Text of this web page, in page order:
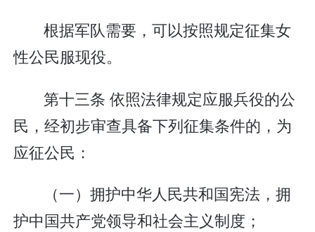
根据军队需要，可以按照规定征集女
性公民服现役。
第十三条 依照法律规定应服兵役的公
民，经初步审查具备下列征集条件的，为
应征公民：
（一）拥护中华人民共和国宪法，拥
护中国共产党领导和社会主义制度；